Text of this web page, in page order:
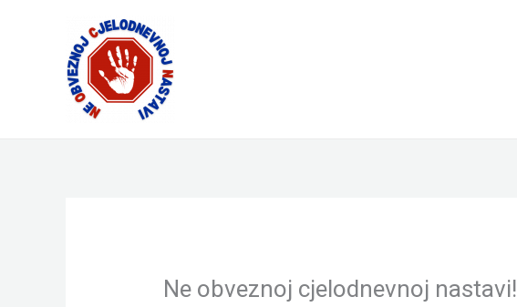
Ne obveznoj cjelodnevnoj nastavi!